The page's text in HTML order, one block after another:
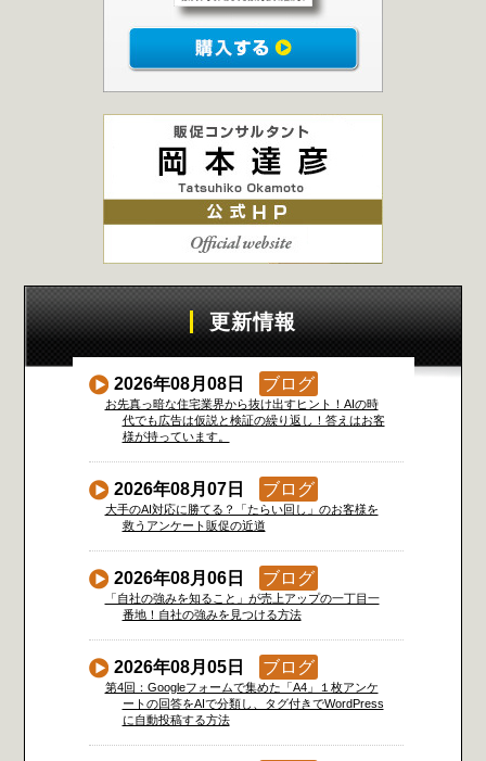
更新情報
2026年08月08日 ブログ
お先真っ暗な住宅業界から抜け出すヒント！AIの時
代でも広告は仮説と検証の繰り返し！答えはお客
様が持っています。
2026年08月07日 ブログ
大手のAI対応に勝てる？「たらい回し」のお客様を
救うアンケート販促の近道
2026年08月06日 ブログ
「自社の強みを知ること」が売上アップの一丁目一
番地！自社の強みを見つける方法
2026年08月05日 ブログ
第4回：Googleフォームで集めた「A4」１枚アンケ
ートの回答をAIで分類し、タグ付きでWordPress
に自動投稿する方法